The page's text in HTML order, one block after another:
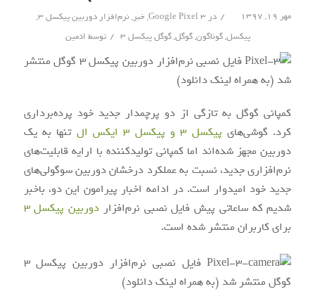
مهر ۱۹, ۱۳۹۷ / درGoogle Pixel 3
,خبر,نرم‌افزار دوربین پیکسل 3 ,
پیکسل,گوناگون,گوگل,گوگل پیکسل 3 / توسط ادمین
کمپانی گوگل به تازگی از دو پرچمدار جدید خود پرده‌برداری
کرد. گوشی‌های پیکسل 3 و پیکسل 3 ایکس ال
تنها به یک
دوربین مجهز شده‌اند اما کمپانی تولیدکننده با ارایه قابلیت‌های
نرم‌افزاری جدید، نسبت به عملکرد درخشان دوربین سوگولی‌های
جدید خود امیدوار است. در ادامه اخبار پیرامون این دو، باخبر
شدیم که ساعاتی پیش فایل نصبی نرم‌افزار دوربین پیکسل 3
برای کاربران منتشر شده است.